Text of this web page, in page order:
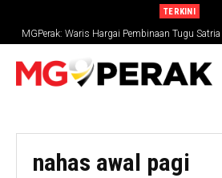
TERKINI
MGPerak: Waris Hargai Pembinaan Tugu
Negara Terus
nahas awal pagi